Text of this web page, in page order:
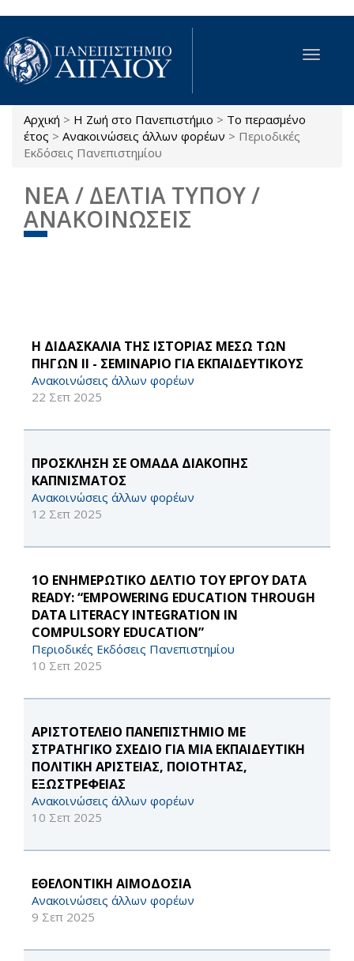
Παράκαμψη προς το κυρίως περιεχόμενο
Toggle
Είστε εδώ
Αρχική > Η Ζωή στο Πανεπιστήμιο > Το περασμένο
έτος > Ανακοινώσεις άλλων φορέων > Περιοδικές
Εκδόσεις Πανεπιστημίου
ΝΕΑ / ΔΕΛΤΙΑ ΤΥΠΟΥ /
ΑΝΑΚΟΙΝΩΣΕΙΣ
Η ΔΙΔΑΣΚΑΛΙΑ ΤΗΣ ΙΣΤΟΡΙΑΣ ΜΕΣΩ ΤΩΝ
ΠΗΓΩΝ ΙΙ - ΣΕΜΙΝΑΡΙΟ ΓΙΑ ΕΚΠΑΙΔΕΥΤΙΚΟΥΣ
Ανακοινώσεις άλλων φορέων
22 Σεπ 2025
ΠΡΟΣΚΛΗΣΗ ΣΕ ΟΜΑΔΑ ΔΙΑΚΟΠΗΣ
ΚΑΠΝΙΣΜΑΤΟΣ
Ανακοινώσεις άλλων φορέων
12 Σεπ 2025
1O ΕΝΗΜΕΡΩΤΙΚΟ ΔΕΛΤΙΟ ΤΟΥ ΕΡΓΟΥ DATA
READY: “EMPOWERING EDUCATION THROUGH
DATA LITERACY INTEGRATION IN
COMPULSORY EDUCATION”
Περιοδικές Εκδόσεις Πανεπιστημίου
10 Σεπ 2025
ΑΡΙΣΤΟΤΕΛΕΙΟ ΠΑΝΕΠΙΣΤΗΜΙΟ ΜΕ
ΣΤΡΑΤΗΓΙΚΟ ΣΧΕΔΙΟ ΓΙΑ ΜΙΑ ΕΚΠΑΙΔΕΥΤΙΚΗ
ΠΟΛΙΤΙΚΗ ΑΡΙΣΤΕΙΑΣ, ΠΟΙΟΤΗΤΑΣ,
ΕΞΩΣΤΡΕΦΕΙΑΣ
Ανακοινώσεις άλλων φορέων
10 Σεπ 2025
ΕΘΕΛΟΝΤΙΚΗ ΑΙΜΟΔΟΣΙΑ
Ανακοινώσεις άλλων φορέων
9 Σεπ 2025